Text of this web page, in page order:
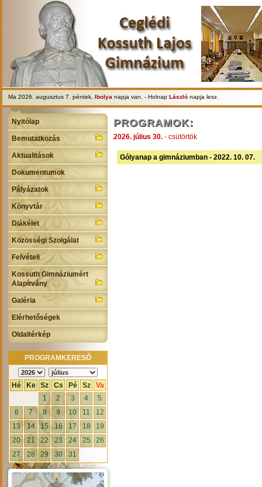
Ma 2026. augusztus 7. péntek, Ibolya napja van. - Holnap László napja lesz.
Nyitólap
Bemutatkozás
Aktualitások
Dokumentumok
Pályázatok
Könyvtár
Diákélet
Közösségi Szolgálat
Felvételi
Kossuth Gimnáziumért
Alapítvány
Galéria
Elérhetőségek
Oldaltérkép
PROGRAMKERESŐ
Hé Ke Sz Cs Pé Sz
Va
1
2 3 4
5
6
7 8 9 10 11
12
13
14 15 16 17 18
19
20
21 22 23 24 25
26
27
28 29 30 31
PROGRAMOK:
2026. július 30. - csütörtök
Gólyanap a gimnáziumban - 2022. 10. 07.